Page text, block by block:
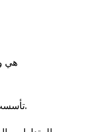
تأسست في أستراليا في عام 2010، وقد نمت لتصبح رائدة في السوق العالمية في مجال التكنولوجيا المالية والخدمات المالية والتداول عبر الإنترنت مع تراخيص متعددة حول العالم.